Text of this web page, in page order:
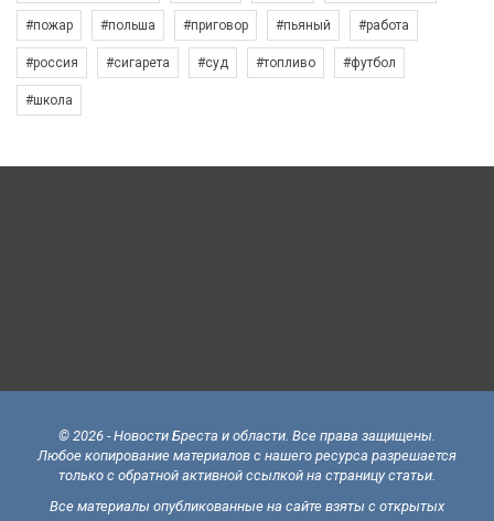
#пожар #польша #приговор #пьяный #работа
#россия #сигарета #суд #топливо #футбол
#школа
© 2026 - Новости Бреста и области. Все права защищены.
Любое копирование материалов с нашего ресурса разрешается
только с обратной активной ссылкой на страницу статьи.
Все материалы опубликованные на сайте взяты с открытых